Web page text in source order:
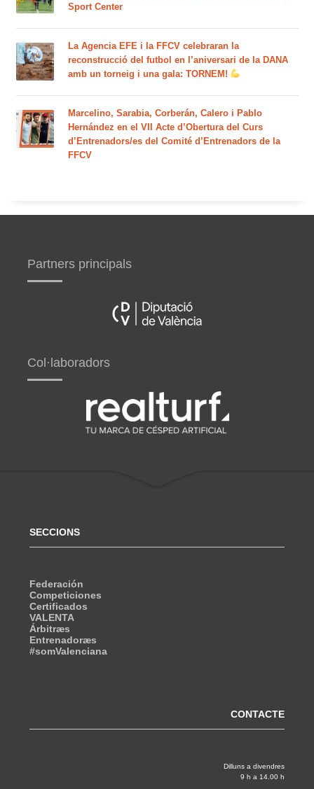
Sport Center
La Agencia EFE i la FFCV celebraran la
reconstrucció del futbol en l’aniversari de la DANA
amb un torneig i una gala: TORNEM!
Marcelino, Sarabia, Corberán, Calero i Pablo
Hernández en el VII Acte d’Obertura del Curs
d’Entrenadors/es del Comité d’Entrenadors de la
FFCV
Partners principals
Col·laboradors
SECCIONS
Federación
Competiciones
Certificados
VALENTA
Árbitræs
Entrenadoræs
#somValenciana
CONTACTE
Dilluns a divendres
9 h a 14.00 h